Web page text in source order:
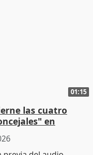
01:15
las cuatro
en